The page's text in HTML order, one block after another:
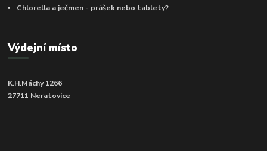
Chlorella a ječmen - prášek nebo tablety?
Výdejní místo
K.H.Máchy 1266
27711 Neratovice